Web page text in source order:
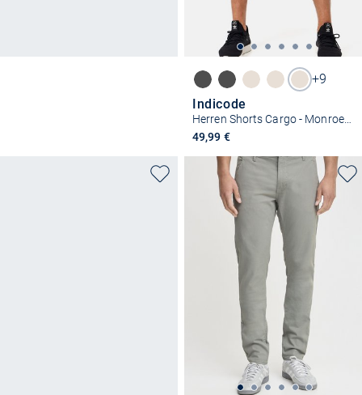
+9
Indicode
Herren Shorts Cargo - Monroe Cargo
49,99 €